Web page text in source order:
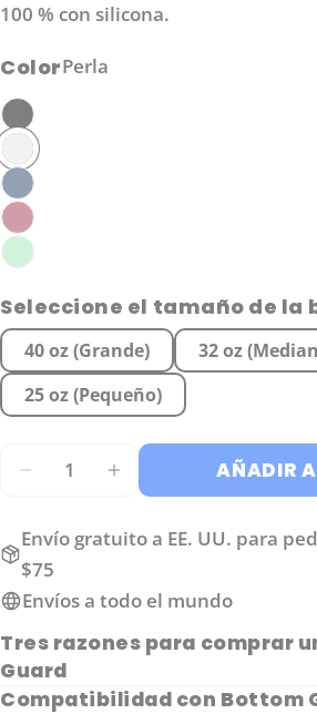
100 % con silicona.
ColorPerla
Seleccione el tamaño de la
40 oz (Grande)
32 oz
25 oz (Pequeño)
Cantidad
DISMINUIR CANTIDAD
AUMENTAR
AÑADIR
Envío gratuito a EE. UU. para
$75
Envíos a todo el mundo
Tres razones para comprar
Guard
Compatibilidad con Bottom
Comparte este producto
Facebook
X
Pinterest
Hacer una
Su
nombre
Tu
electrónico
Tu
Los campos marcados con * son
ENVIAR